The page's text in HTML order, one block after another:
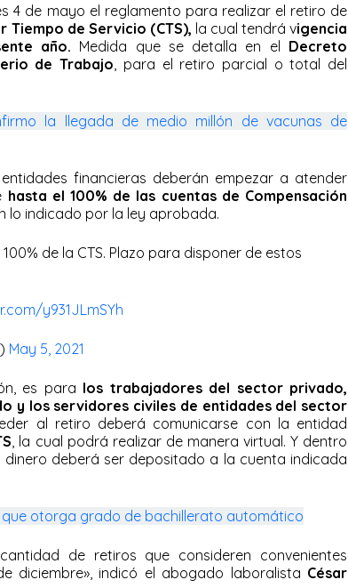
4 de mayo el reglamento para realizar el retiro de
Tiempo de Servicio (CTS), la cual tendrá vigencia
año. Medida que se detalla en el Decreto
de Trabajo , para el retiro parcial o total del
la llegada de medio millón de vacunas de
financieras deberán empezar a atender
hasta el 100% de las cuentas de Compensación
lo indicado por la ley aprobada.
de la CTS. Plazo para disponer de estos
y931JLmSYh
May 5, 2021
es para los trabajadores del sector privado,
y los servidores civiles de entidades del sector
al retiro deberá comunicarse con la entidad
, la cual podrá realizar de manera virtual. Y dentro
deberá ser depositado a la cuenta indicada
que otorga grado de bachillerato automático
de retiros que consideren convenientes
diciembre», indicó el abogado laboralista César